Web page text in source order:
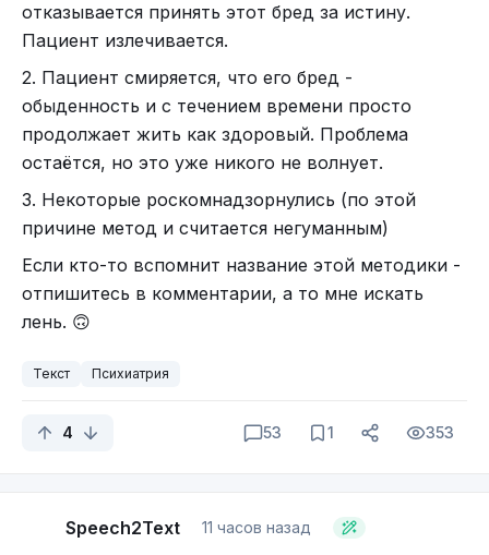
отказывается принять этот бред за истину.
Пациент излечивается.
2. Пациент смиряется, что его бред -
обыденность и с течением времени просто
продолжает жить как здоровый. Проблема
остаётся, но это уже никого не волнует.
3. Некоторые роскомнадзорнулись (по этой
причине метод и считается негуманным)
Если кто-то вспомнит название этой методики -
отпишитесь в комментарии, а то мне искать
лень. 🙃
Текст Психиатрия
4 53 1 353
Speech2Text 11 часов назад